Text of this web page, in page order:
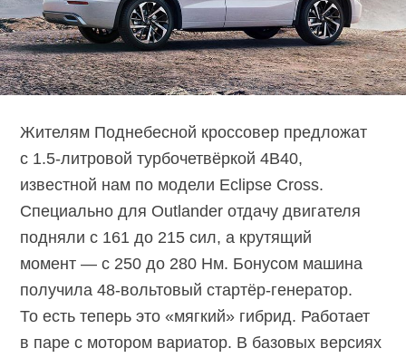
Жителям Поднебесной кроссовер предложат
с 1.5-литровой турбочетвёркой 4B40,
известной нам по модели Eclipse Cross.
Специально для Outlander отдачу двигателя
подняли с 161 до 215 сил, а крутящий
момент — с 250 до 280 Нм. Бонусом машина
получила48-вольтовый стартёр-генератор.
То есть теперь это «мягкий» гибрид. Работает
в паре с мотором вариатор. В базовых версиях